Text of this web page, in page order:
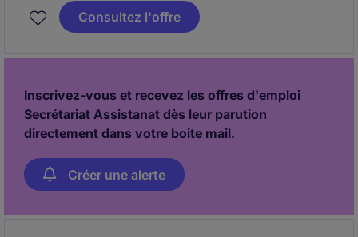
de la santé. ce poste temporaire est basé à genève,
dans le secteur de la santé.
Consultez l'offre
Inscrivez-vous et recevez les offres d'emploi
Secrétariat Assistanat dès leur parution
directement dans votre boite mail.
Créer une alerte